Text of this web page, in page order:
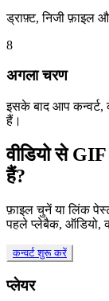
ड्राफ़्ट, निजी फ़ाइल
8
अगला चरण
इसके बाद आप कन्वर्ट,
हैं।
वीडियो से
हैं?
फ़ाइल चुनें या लिंक
पहले प्लेबैक, ऑडियो,
कन्वर्ट शुरू करें
प्लेयर